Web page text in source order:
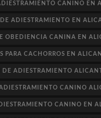
CANINO EN
DE ADIESTRAMIENTO EN
OBEDIENCIA CANINA EN
PARA CACHORROS EN
DE ADIESTRAMIENTO
CANINO
CANINO EN